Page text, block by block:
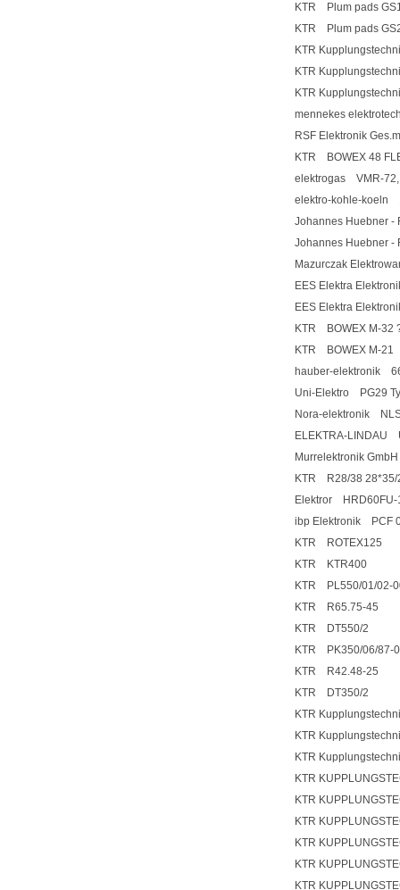
KTR Plum pads
KTR Plum pads
KTR
KTR
KTR
mennekes
RSF Elektronik
KTR BOWEX 48
elektrogas VMR-72,
elektro-kohle-koeln
Johannes Huebner
Johannes Huebner -
Mazurczak
EES Elektra
EES Elektra
KTR BOWEX M-32
KTR BOWEX M-21
hauber-elektronik
Uni-Elektro PG29
Nora-elektronik
ELEKTRA-LINDAU
Murrelektronik
KTR R28/38 28*35/
Elektror HRD60FU-
ibp Elektronik PCF
KTR ROTEX125
KTR KTR400
KTR PL550/01/02-
KTR R65.75-45
KTR DT550/2
KTR PK350/06/87-
KTR R42.48-25
KTR DT350/2
KTR
KTR
KTR
KTR
KTR
KTR
KTR
KTR
KTR